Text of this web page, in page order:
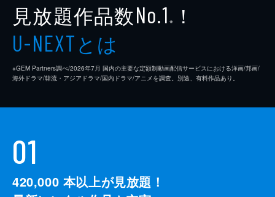
見放題作品数No.1 ※ ！
U-NEXTとは
※GEM Partners調べ/2026年7⽉ 国内の主要な定額制動画配信サービスにおける洋画/邦画/
海外ドラマ/韓流・アジアドラマ/国内ドラマ/アニメを調査。別途、有料作品あり。
01
420,000 本以上が見放題！